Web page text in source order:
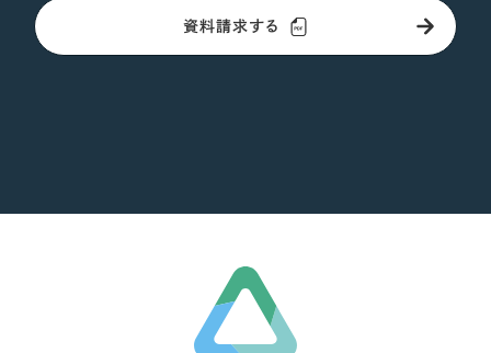
資料請求する